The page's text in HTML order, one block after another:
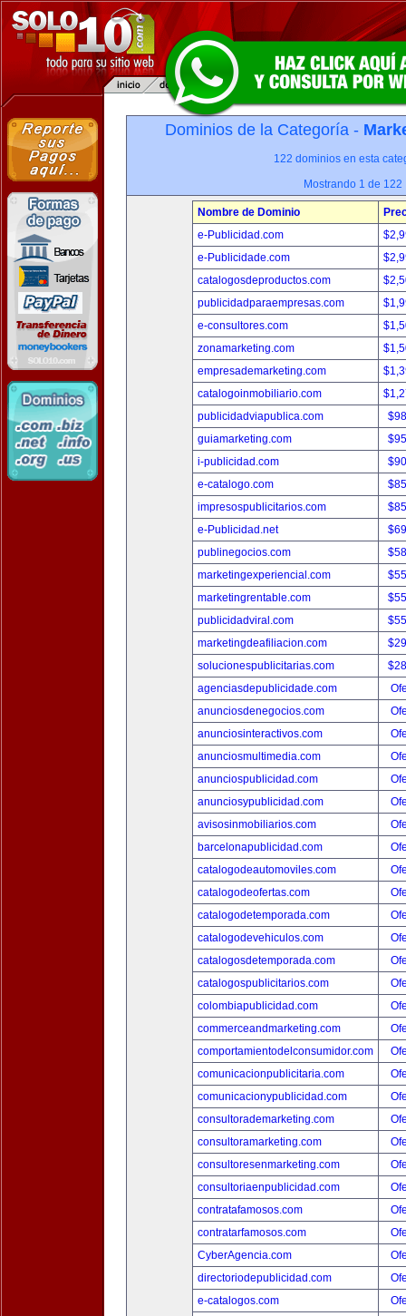
Dominios de la Categoría -
122 dominios en esta
Mostrando 1 de 122
Nombre de Dominio
e-Publicidad.com
e-Publicidade.com
catalogosdeproductos.com
publicidadparaempresas.com
e-consultores.com
zonamarketing.com
empresademarketing.com
catalogoinmobiliario.com
publicidadviapublica.com
guiamarketing.com
i-publicidad.com
e-catalogo.com
impresospublicitarios.com
e-Publicidad.net
publinegocios.com
marketingexperiencial.com
marketingrentable.com
publicidadviral.com
marketingdeafiliacion.com
solucionespublicitarias.com
agenciasdepublicidade.com
anunciosdenegocios.com
anunciosinteractivos.com
anunciosmultimedia.com
anunciospublicidad.com
anunciosypublicidad.com
avisosinmobiliarios.com
barcelonapublicidad.com
catalogodeautomoviles.com
catalogodeofertas.com
catalogodetemporada.com
catalogodevehiculos.com
catalogosdetemporada.com
catalogospublicitarios.com
colombiapublicidad.com
commerceandmarketing.com
comportamientodelconsumidor.com
comunicacionpublicitaria.com
comunicacionypublicidad.com
consultorademarketing.com
consultoramarketing.com
consultoresenmarketing.com
consultoriaenpublicidad.com
contratafamosos.com
contratarfamosos.com
CyberAgencia.com
directoriodepublicidad.com
e-catalogos.com